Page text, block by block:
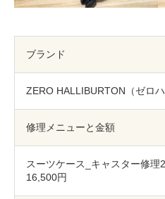
オンライン修理見積もりサービ
よくあるご質問
お問い合わせ
ブランド
ZERO HALLIBURTON（ゼロハ
修理メニューと金額
スーツケース_キャスター修
16,500円